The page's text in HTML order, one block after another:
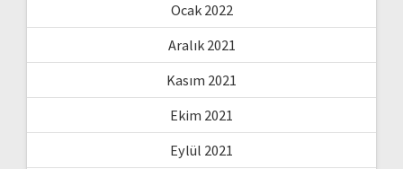
Ocak 2022
Aralık 2021
Kasım 2021
Ekim 2021
Eylül 2021